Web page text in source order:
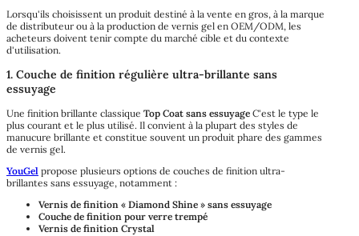
Lorsqu'ils choisissent un produit destiné à la vente en gros, à la marque
de distributeur ou à la production de vernis gel en OEM/ODM, les
acheteurs doivent tenir compte du marché cible et du contexte
d'utilisation.
1. Couche de finition régulière ultra-brillante sans
essuyage
Une finition brillante classique Top Coat sans essuyage C'est le type le
plus courant et le plus utilisé. Il convient à la plupart des styles de
manucure brillante et constitue souvent un produit phare des gammes
de vernis gel.
YouGel propose plusieurs options de couches de finition ultra-
brillantes sans essuyage, notamment :
Vernis de finition « Diamond Shine » sans essuyage
Couche de finition pour verre trempé
Vernis de finition Crystal